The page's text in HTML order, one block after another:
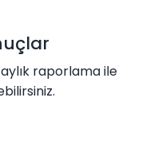
aylık raporlama ile